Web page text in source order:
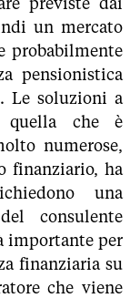
un mercato
probabilmente
pensionistica
Le soluzioni a
quella che è
numerose,
finanziario, ha
una
consulente
importante per
finanziaria su
che viene